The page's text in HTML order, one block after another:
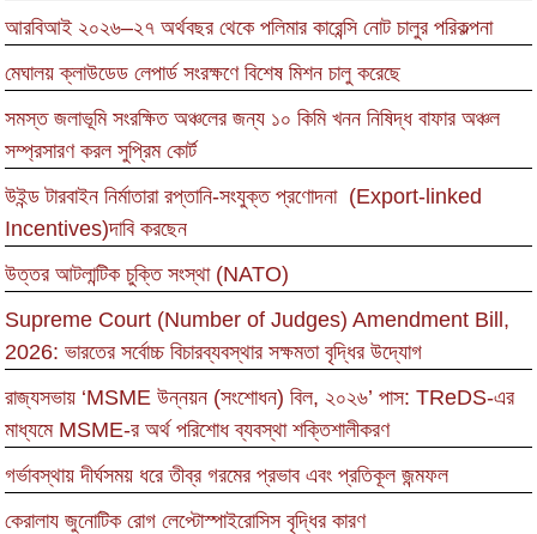
আরবিআই ২০২৬–২৭ অর্থবছর থেকে পলিমার কারেন্সি নোট চালুর পরিকল্পনা
মেঘালয় ক্লাউডেড লেপার্ড সংরক্ষণে বিশেষ মিশন চালু করেছে
সমস্ত জলাভূমি সংরক্ষিত অঞ্চলের জন্য ১০ কিমি খনন নিষিদ্ধ বাফার অঞ্চল
সম্প্রসারণ করল সুপ্রিম কোর্ট
উইন্ড টারবাইন নির্মাতারা রপ্তানি-সংযুক্ত প্রণোদনা (Export-linked
Incentives)দাবি করছেন
উত্তর আটলান্টিক চুক্তি সংস্থা (NATO)
Supreme Court (Number of Judges) Amendment Bill,
2026: ভারতের সর্বোচ্চ বিচারব্যবস্থার সক্ষমতা বৃদ্ধির উদ্যোগ
রাজ্যসভায় ‘MSME উন্নয়ন (সংশোধন) বিল, ২০২৬’ পাস: TReDS-এর
মাধ্যমে MSME-র অর্থ পরিশোধ ব্যবস্থা শক্তিশালীকরণ
গর্ভাবস্থায় দীর্ঘসময় ধরে তীব্র গরমের প্রভাব এবং প্রতিকূল জন্মফল
কেরালায জুনোটিক রোগ লেপ্টোস্পাইরোসিস বৃদ্ধির কারণ